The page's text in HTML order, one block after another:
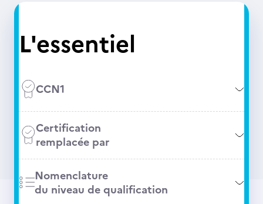
L'essentiel
CCN1
Certification
remplacée par
Nomenclature
du niveau de qualification